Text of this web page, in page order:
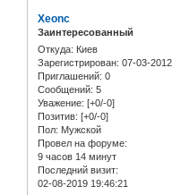
Xeonc
Заинтересованный
Откуда: Киев
Зарегистрирован: 07-03-2012
Приглашений: 0
Сообщений: 5
Уважение: [+0/-0]
Позитив: [+0/-0]
Пол: Мужской
Провел на форуме:
9 часов 14 минут
Последний визит:
02-08-2019 19:46:21